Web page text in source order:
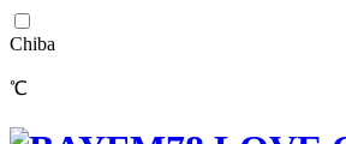
Chiba
℃